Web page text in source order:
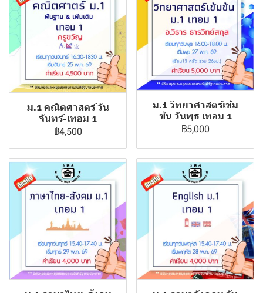
ม.1 คณิตศาสตร์ วัน
จันทร์-เทอม 1
฿4,500
ม.1 วิทยาศาสตร์เข้ม
ข้น วันพุธ เทอม 1
฿5,000